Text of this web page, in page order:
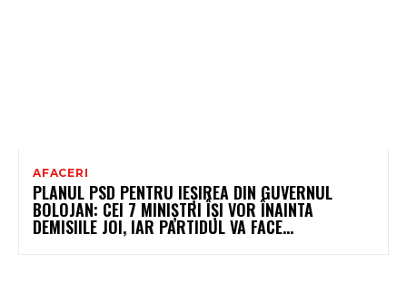
AFACERI
PLANUL PSD PENTRU IEȘIREA DIN GUVERNUL
BOLOJAN: CEI 7 MINIȘTRI ÎȘI VOR ÎNAINTA
DEMISIILE JOI, IAR PARTIDUL VA FACE…